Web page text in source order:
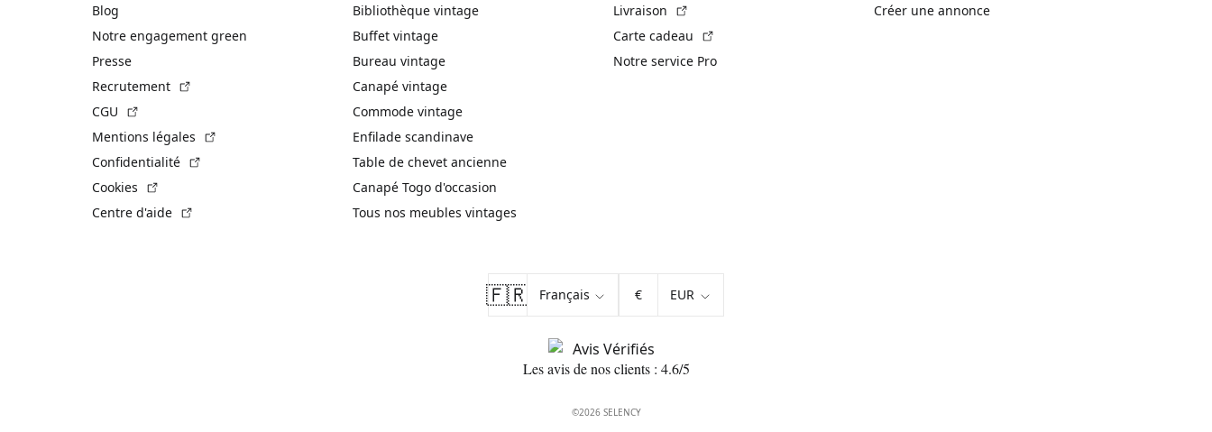
Blog
Notre engagement green
Presse
Recrutement
CGU
Mentions légales
Confidentialité
Cookies
Centre d'aide
Bibliothèque vintage
Buffet vintage
Bureau vintage
Canapé vintage
Commode vintage
Enfilade scandinave
Table de chevet ancienne
Canapé Togo d'occasion
Tous nos meubles vintages
Livraison
Carte cadeau
Notre service Pro
Créer une annonce
🇫🇷 €
Les avis de nos clients : 4.6/5
©2026 SELENCY